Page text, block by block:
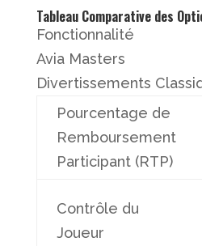
Tableau Comparative des
Fonctionnalité
Avia Masters
Divertissements
Pourcentage de
Remboursement
Participant (RTP)
Contrôle du
Joueur